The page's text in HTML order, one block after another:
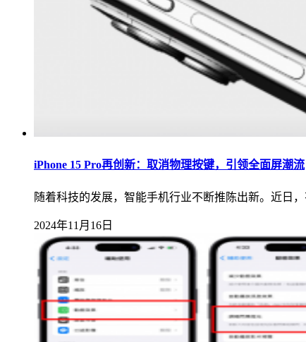
iPhone 15 Pro再创新：取消物理按键，引领全面屏潮流
随着科技的发展，智能手机行业不断推陈出新。近日
2024年11月16日